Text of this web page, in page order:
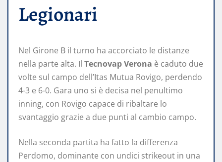
Legionari
Nel Girone B il turno ha accorciato le distanze
nella parte alta. Il Tecnovap Verona è caduto due
volte sul campo dell’Itas Mutua Rovigo, perdendo
4-3 e 6-0. Gara uno si è decisa nel penultimo
inning, con Rovigo capace di ribaltare lo
svantaggio grazie a due punti al cambio campo.
Nella seconda partita ha fatto la differenza
Perdomo, dominante con undici strikeout in una